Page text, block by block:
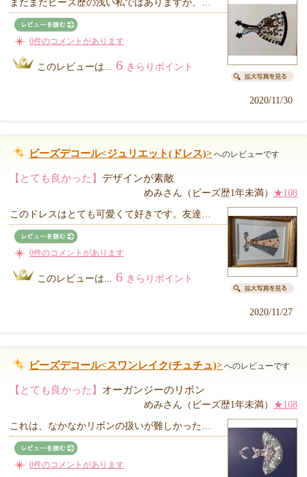
まだまだビーズ歴の浅い私ではありますが、…
0件のコメントがあります
このレビューは... 6 きらりポイント
2020/11/30
ビーズデコール<ジュリエット(ドレス)> へのレビューです
【とても良かった】 デザインが素敵
めみさん（ビーズ歴1年未満） ★108
このドレスはとても可愛くて好きです。友達…
0件のコメントがあります
このレビューは... 6 きらりポイント
2020/11/27
ビーズデコール<スワンレイク(チュチュ)> へのレビューです
【とても良かった】 オーガンジーのリボン
めみさん（ビーズ歴1年未満） ★108
これは、なかなかリボンの扱いが難しかった…
0件のコメントがあります